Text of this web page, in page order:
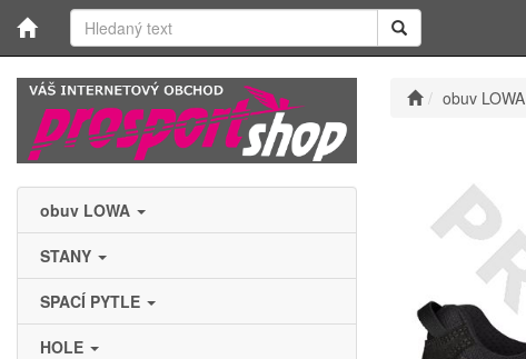
obuv LOWA
STANY
SPACÍ PYTLE
HOLE
obuv LOWA